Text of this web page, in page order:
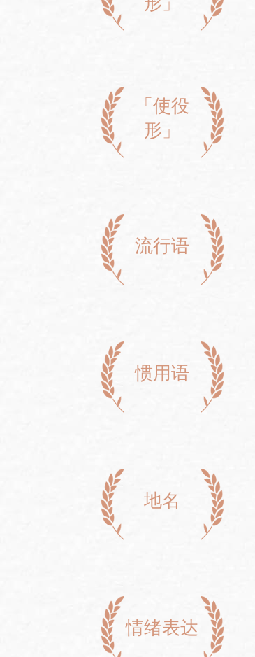
「使役
形」
流行语
惯用语
地名
情绪表达